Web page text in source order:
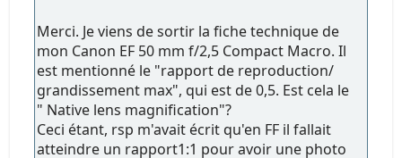
Merci. Je viens de sortir la fiche technique de
mon Canon EF 50 mm f/2,5 Compact Macro. Il
est mentionné le "rapport de reproduction/
grandissement max", qui est de 0,5. Est cela le
" Native lens magnification"?
Ceci étant, rsp m'avait écrit qu'en FF il fallait
atteindre un rapport1:1 pour avoir une photo